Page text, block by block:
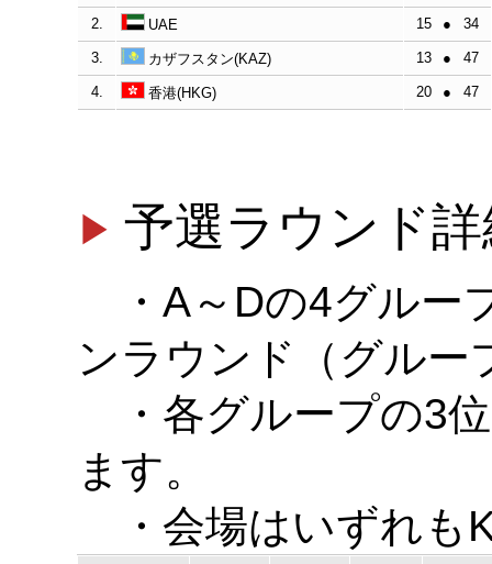
2. UAE 15 ● 34
3. カザフスタン(KAZ) 13 ● 47
4. 香港(HKG) 20 ● 47
予選ラウンド
・A～Dの4グルー
ンラウンド（グルー
・各グループの3
ます。
・会場はいずれも